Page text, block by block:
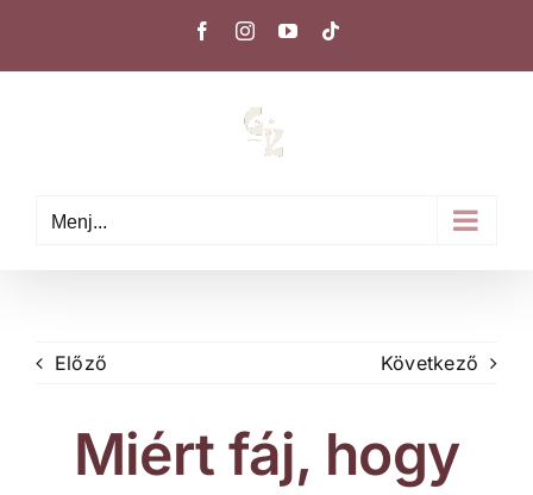
FacebookInstagramYouTube
Menj...
Előző Következő
Miért fáj, hogy